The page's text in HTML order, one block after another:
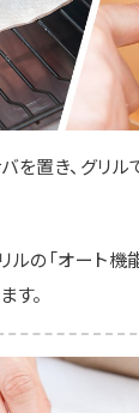
置き、グリル
ルの「オート機
す。